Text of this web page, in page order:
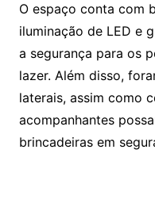
O espaço conta com
iluminação de LED e
a segurança para os
lazer. Além disso,
laterais, assim como
acompanhantes
brincadeiras em